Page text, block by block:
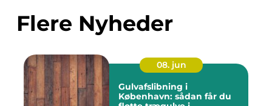
Flere Nyheder
08. jun
Gulvafslibning i
København: sådan får du